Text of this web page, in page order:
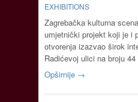
EXHIBITIONS
Zagrebačka kulturna
umjetnički projekt koji je i
otvorenja izazvao širok
Radićevoj ulici na broju
Opširnije →